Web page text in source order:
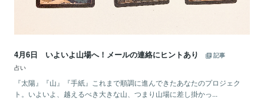
4月6日 いよいよ山場へ！メールの連絡にヒントあり
記事
占い
『太陽』『山』『手紙』これまで順調に進んできたあなたのプロジェク
ト。いよいよ、越えるべき大きな山、つまり山場に差し掛かっ...